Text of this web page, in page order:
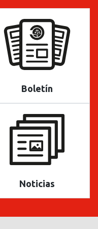
Boletín
Noticias